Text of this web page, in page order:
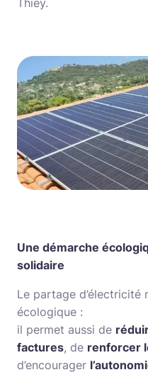
Une démarche
solidaire
Le partage d’électricité
écologique :
il permet aussi de
factures, de renforcer
d’encourager